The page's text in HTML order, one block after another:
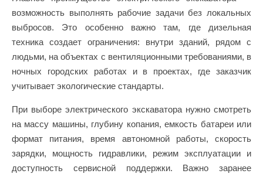
возможность выполнять рабочие задачи без локальных
выбросов. Это особенно важно там, где дизельная
техника создает ограничения: внутри зданий, рядом с
людьми, на объектах с вентиляционными требованиями, в
ночных городских работах и в проектах, где заказчик
учитывает экологические стандарты.
При выборе электрического экскаватора нужно смотреть
на массу машины, глубину копания, емкость батареи или
формат питания, время автономной работы, скорость
зарядки, мощность гидравлики, режим эксплуатации и
доступность сервисной поддержки. Важно заранее